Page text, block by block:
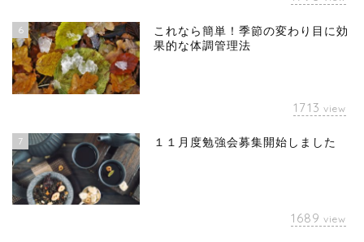
6
これなら簡単！季節の変わり目に効
果的な体調管理法
1713 view
7 １１月度勉強会募集開始しました
1689 view